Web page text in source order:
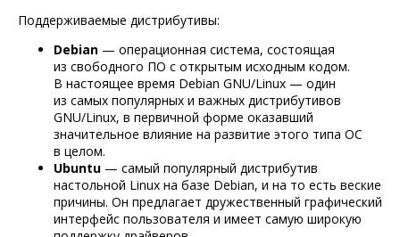
Поддерживаемые дистрибутивы:
Debian — операционная система, состоящая
из свободного ПО с открытым исходным кодом.
В настоящее время Debian GNU/Linux — один
из самых популярных и важных дистрибутивов
GNU/Linux, в первичной форме оказавший
значительное влияние на развитие этого типа ОС
в целом.
Ubuntu — самый популярный дистрибутив
настольной Linux на базе Debian, и на то есть веские
причины. Он предлагает дружественный графический
интерфейс пользователя и имеет самую широкую